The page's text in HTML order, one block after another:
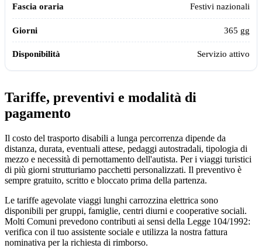
Festivi nazionali
365 gg
Servizio attivo
Tariffe, preventivi e modalità di
pagamento
Il costo del trasporto disabili a lunga percorrenza dipende da
distanza, durata, eventuali attese, pedaggi autostradali, tipologia di
mezzo e necessità di pernottamento dell'autista. Per i viaggi turistici
di più giorni strutturiamo pacchetti personalizzati. Il preventivo è
sempre gratuito, scritto e bloccato prima della partenza.
Le tariffe agevolate viaggi lunghi carrozzina elettrica sono
disponibili per gruppi, famiglie, centri diurni e cooperative sociali.
Molti Comuni prevedono contributi ai sensi della Legge 104/1992:
verifica con il tuo assistente sociale e utilizza la nostra fattura
nominativa per la richiesta di rimborso.